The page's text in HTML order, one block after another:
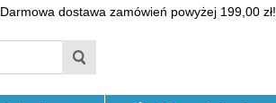
Darmowa dostawa zamówień powyżej 199,00 zł!